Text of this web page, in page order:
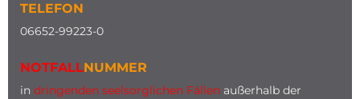
TELEFON
06652-99223-0
NOTFALLNUMMER
in dringenden seelsorglichen Fällen außerhalb der